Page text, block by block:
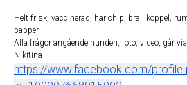
Helt frisk, vaccinerad, har chip, bra i koppel,
papper
Alla frågor angående hunden, foto, video, går
Nikitina
https://www.facebook.com/